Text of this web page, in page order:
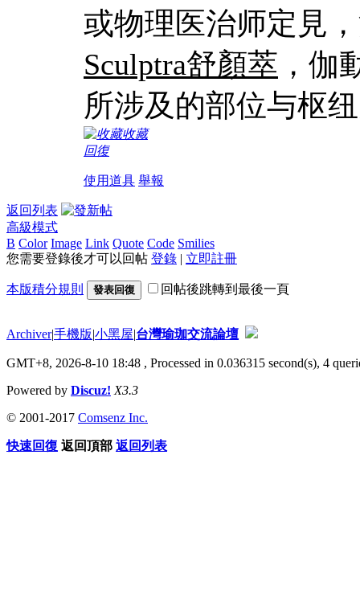
或物理医治师定見
Sculptra舒顏萃 ，伽
所涉及的部位与枢
收藏
回復
使用道具 舉報
返回列表
高級模式
B Color Image Link Quote Code Smilies
您需要登錄後才可以回帖 登錄 | 立即註冊
本版積分規則 發表回復 回帖後跳轉到最後一頁
Archiver|手機版|小黑屋|台灣瑜珈交流論壇
GMT+8, 2026-8-10 18:48 , Processed in 0.036315 second(s), 4
Powered by Discuz! X3.3
© 2001-2017 Comsenz Inc.
快速回復 返回頂部 返回列表